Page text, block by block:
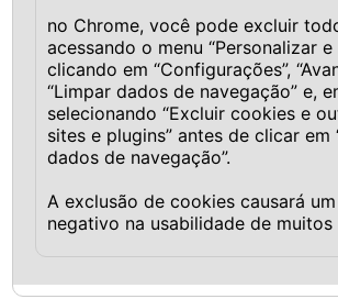
no Chrome, você pode excluir
acessando o menu “Personalizar
clicando em “Configurações”,
“Limpar dados de navegação” e,
selecionando “Excluir cookies e
sites e plugins” antes de clicar em
dados de navegação”.
A exclusão de cookies causará
negativo na usabilidade de muitos